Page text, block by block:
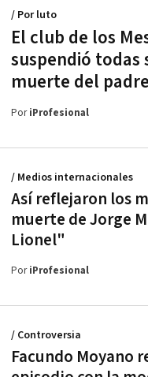
El club de los
suspendió todas
muerte del
/ Por luto
PoriProfesional
Así reflejaron los
muerte de Jorge
Lionel"
/ Medios internacionales
PoriProfesional
Facundo Moyano
/ Controversia